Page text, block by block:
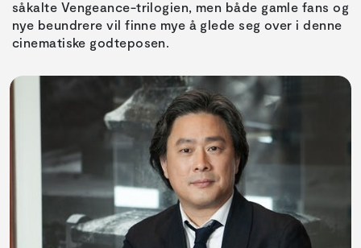
såkalte Vengeance-trilogien, men både gamle fans og
nye beundrere vil finne mye å glede seg over i denne
cinematiske godteposen.